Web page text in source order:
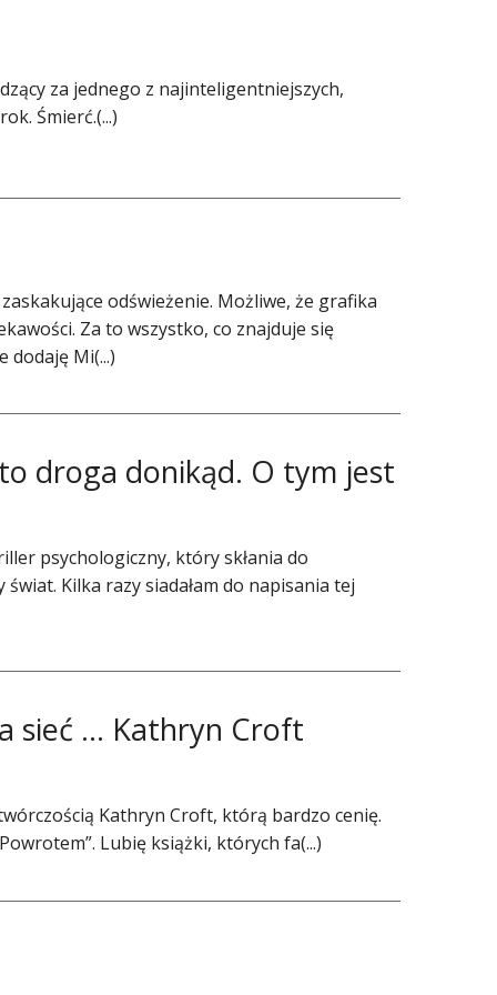
za jednego z najinteligentniejszych,
Śmierć.(...)
odświeżenie. Możliwe, że grafika
Za to wszystko, co znajduje się
dodaję Mi(...)
droga donikąd. O tym jest
psychologiczny, który skłania do
Kilka razy siadałam do napisania tej
sieć … Kathryn Croft
Kathryn Croft, którą bardzo cenię.
Lubię książki, których fa(...)